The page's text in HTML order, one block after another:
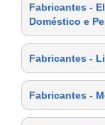
Fabricantes -
Doméstico e
Fabricantes -
Fabricantes -